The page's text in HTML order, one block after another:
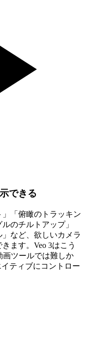
できる
」「俯瞰のトラッキン
のチルトアップ」
」など、欲しいカメラ
ます。Veo 3はこう
画ツールでは難しか
ティブにコントロー